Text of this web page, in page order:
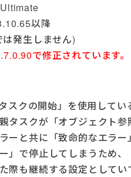
以降
発生しません)
で修正されています。
スクの開始」を使用して
タスクが「オブジェクト
ーと共に「致命的なエラー
ー」で停止してしまうため
際も継続する設定としてい